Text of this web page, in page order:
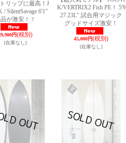
リップに最高！J
/ SilentSavage 6'1"
が激安！！
円(税別)
[在庫なし]
K/VERTRIX2 Fish PE！ 5'9
27.23L" 試合用マジック
グッドサイズ激安！
45,000円(税別)
[在庫なし]